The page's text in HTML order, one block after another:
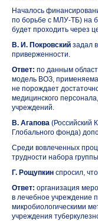
Началось
по борьбе с МЛУ-ТБ) на
будет проходить через
В. И. Покровский задал
приверженности.
Ответ: по данным
модель ВОЗ,
не порождает
медицинского
учреждений.
В. Агапова (Российский
Глобального фонда)
Среди вовлеченных
трудности набора
Г. Рощупкин спросил,
Ответ: организация
в лечебное учреждение
микробиологическими
учреждения